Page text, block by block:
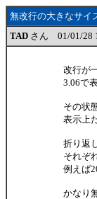
無改行の大きなサイ
TAD さん 01/01/28
改行が
3.06で
その状
表示上
折り返
それぞ
例えば
かなり